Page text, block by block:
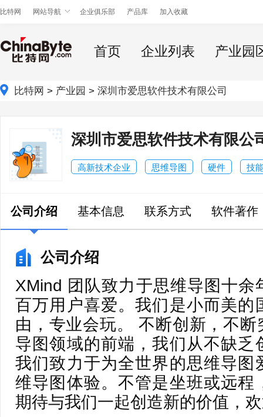
比特网 网站导航 企业俱乐部 产品库 加入收藏
首页 企业列表 产业园
比特网 > 产业园 > 深圳市爱思软件技术有限公司
深圳市爱思软件技术有限公
高新技术企业 思维导图 硬件 技
公司介绍 基本信息 联系方式 软件著作
公司介绍
XMind 团队致力于思维导图十余
百万用户喜爱。我们是小而美的
由，专业会玩。 不断创新，不
导图领域的前端，我们从不缺乏
我们致力于为全世界的思维导图
维导图体验。不管是坐班或远程
期待与我们一起创造新的价值，